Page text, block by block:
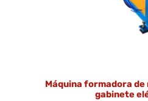
Máquina formadora
gabinete